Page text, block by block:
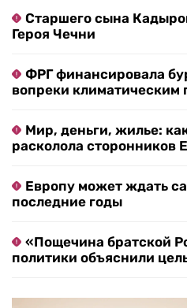
Старшего сына
Героя Чечни
ФРГ финансировала
вопреки климатическим
Мир, деньги, жилье:
расколола
Европу может ждать
последние годы
«Пощечина братской
политики объяснили